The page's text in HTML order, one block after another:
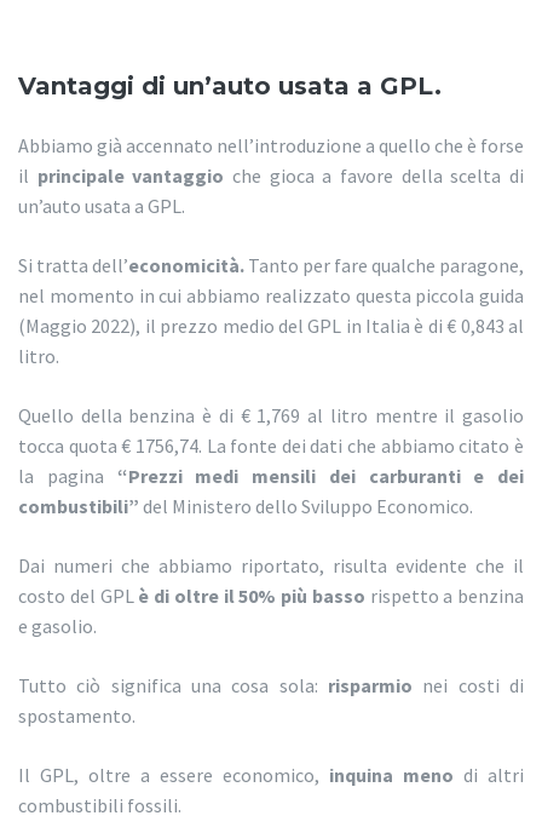
Vantaggi di un’auto usata a GPL.
Abbiamo già accennato nell’introduzione a quello che è forse
il principale vantaggio che gioca a favore della scelta di
un’auto usata a GPL.
Si tratta dell’economicità. Tanto per fare qualche paragone,
nel momento in cui abbiamo realizzato questa piccola guida
(Maggio 2022), il prezzo medio del GPL in Italia è di € 0,843 al
litro.
Quello della benzina è di € 1,769 al litro mentre il gasolio
tocca quota € 1756,74. La fonte dei dati che abbiamo citato è
la pagina “Prezzi medi mensili dei carburanti e dei
combustibili” del Ministero dello Sviluppo Economico.
Dai numeri che abbiamo riportato, risulta evidente che il
costo del GPL è di oltre il 50% più basso rispetto a benzina
e gasolio.
Tutto ciò significa una cosa sola: risparmio nei costi di
spostamento.
Il GPL, oltre a essere economico, inquina meno di altri
combustibili fossili.